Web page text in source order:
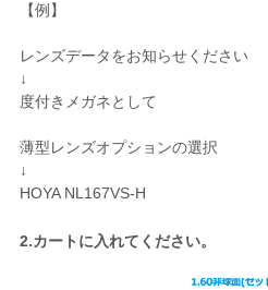
【例】
レンズデータをお知らせください
↓
度付きメガネとして
薄型レンズオプションの選択
↓
HOYA NL167VS-H
2.カートに入れてください。